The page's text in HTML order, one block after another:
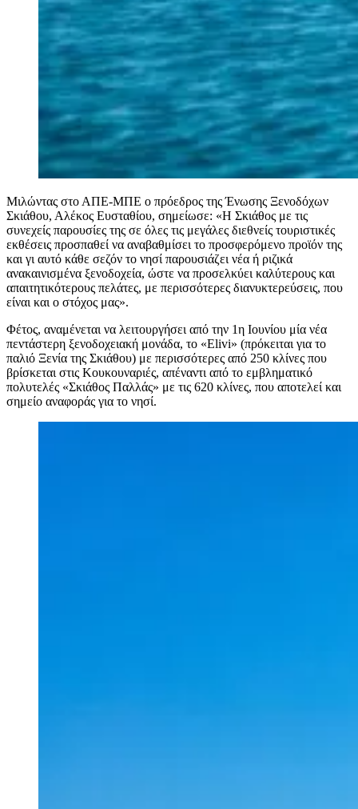
Μιλώντας στο ΑΠΕ-ΜΠΕ ο πρόεδρος της Ένωσης Ξενοδόχων
Σκιάθου, Αλέκος Ευσταθίου, σημείωσε: «Η Σκιάθος με τις
συνεχείς παρουσίες της σε όλες τις μεγάλες διεθνείς τουριστικές
εκθέσεις προσπαθεί να αναβαθμίσει το προσφερόμενο προϊόν της
και γι αυτό κάθε σεζόν το νησί παρουσιάζει νέα ή ριζικά
ανακαινισμένα ξενοδοχεία, ώστε να προσελκύει καλύτερους και
απαιτητικότερους πελάτες, με περισσότερες διανυκτερεύσεις, που
είναι και ο στόχος μας».
Φέτος, αναμένεται να λειτουργήσει από την 1η Ιουνίου μία νέα
πεντάστερη ξενοδοχειακή μονάδα, το «Elivi» (πρόκειται για το
παλιό Ξενία της Σκιάθου) με περισσότερες από 250 κλίνες που
βρίσκεται στις Κουκουναριές, απέναντι από το εμβληματικό
πολυτελές «Σκιάθος Παλλάς» με τις 620 κλίνες, που αποτελεί και
σημείο αναφοράς για το νησί.